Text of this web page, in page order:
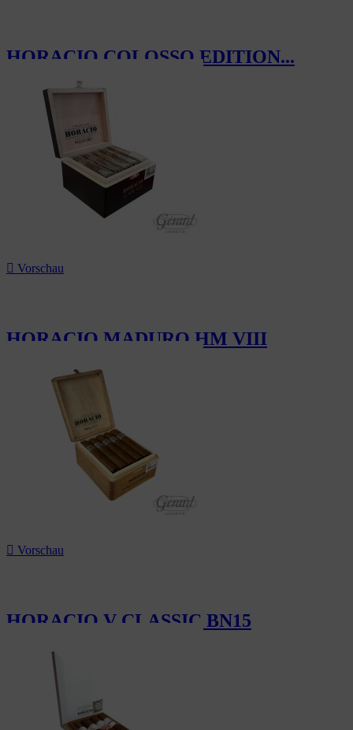
HORACIO COLOSSO EDITION...
217,50 CHF
 Vorschau
HORACIO MADURO HM VIII
156,00 CHF
 Vorschau
HORACIO V CLASSIC BN15
178,49 CHF